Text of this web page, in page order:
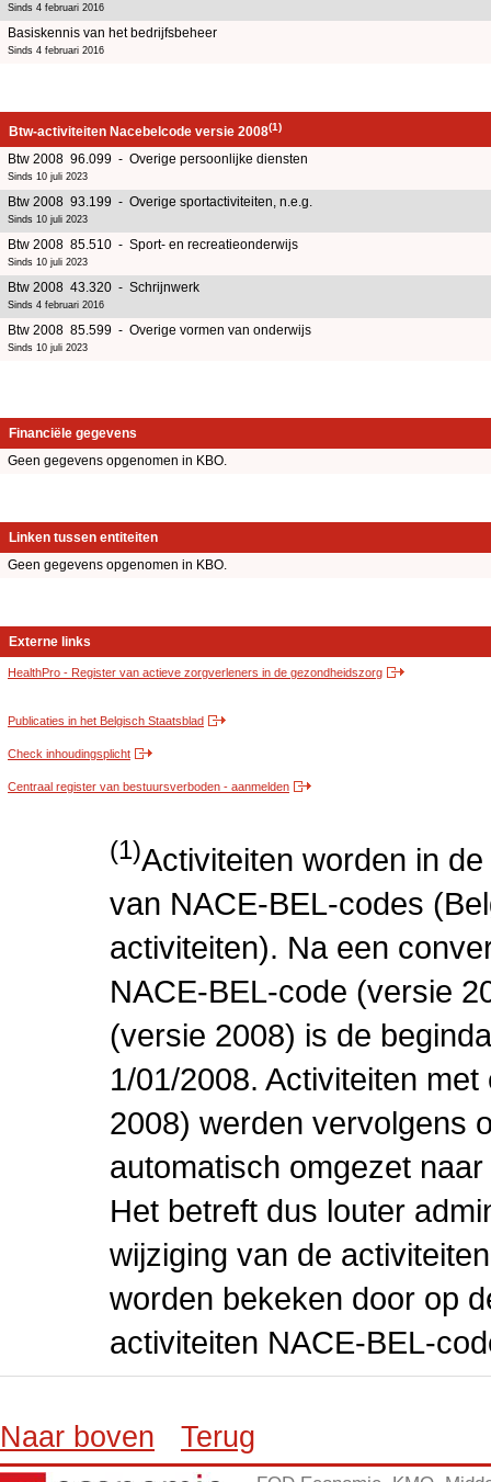
Sinds 4 februari 2016
Basiskennis van het bedrijfsbeheer
Sinds 4 februari 2016
Btw-activiteiten Nacebelcode versie 2008(1)
Btw 2008 96.099 - Overige persoonlijke diensten
Sinds 10 juli 2023
Btw 2008 93.199 - Overige sportactiviteiten, n.e.g.
Sinds 10 juli 2023
Btw 2008 85.510 - Sport- en recreatieonderwijs
Sinds 10 juli 2023
Btw 2008 43.320 - Schrijnwerk
Sinds 4 februari 2016
Btw 2008 85.599 - Overige vormen van onderwijs
Sinds 10 juli 2023
Financiële gegevens
Geen gegevens opgenomen in KBO.
Linken tussen entiteiten
Geen gegevens opgenomen in KBO.
Externe links
HealthPro - Register van actieve zorgverleners in de gezondheidszorg
Publicaties in het Belgisch Staatsblad
Check inhoudingsplicht
Centraal register van bestuursverboden - aanmelden
(1)Activiteiten worden in
van NACE-BEL-codes
activiteiten). Na een
NACE-BEL-code (versie
(versie 2008) is de
1/01/2008. Activiteiten
2008) werden vervolgens
automatisch omgezet
Het betreft dus louter
wijziging van de
worden bekeken door op
activiteiten NACE-BEL-
Naar boven Terug